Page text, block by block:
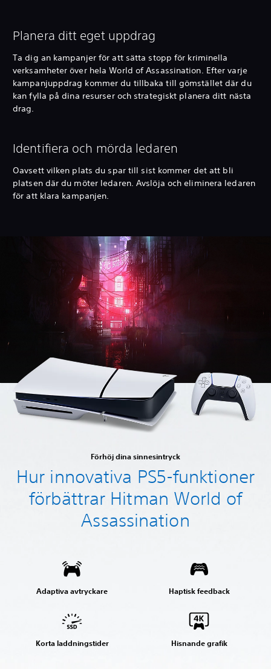
Planera ditt eget uppdrag
Ta dig an kampanjer för att sätta stopp för kriminella
verksamheter över hela World of Assassination. Efter varje
kampanjuppdrag kommer du tillbaka till gömstället där du
kan fylla på dina resurser och strategiskt planera ditt nästa
drag.
Identifiera och mörda ledaren
Oavsett vilken plats du spar till sist kommer det att bli
platsen där du möter ledaren. Avslöja och eliminera ledaren
för att klara kampanjen.
Förhöj dina sinnesintryck
Hur innovativa PS5-funktioner
förbättrar Hitman World of
Assassination
Adaptiva avtryckare Haptisk feedback
Korta laddningstider Hisnande grafik